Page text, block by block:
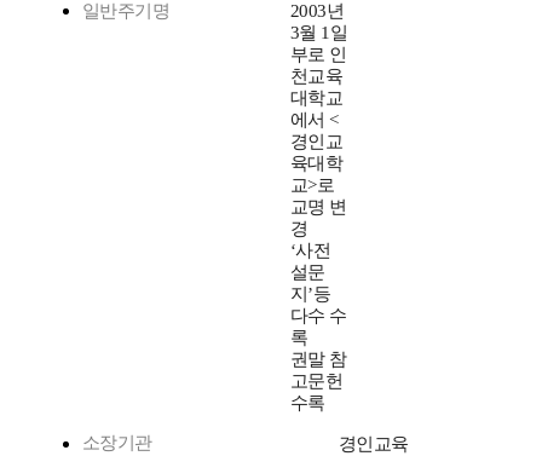
일반주기명
2003년
3월 1일
부로 인
천교육
대학교
에서 <
경인교
육대학
교>로
교명 변
경
‘사전
설문
지’등
다수 수
록
권말 참
고문헌
수록
소장기관
경인교육